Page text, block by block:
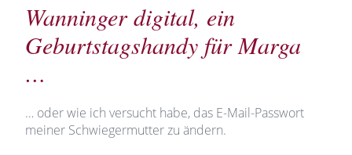
Wanninger digital, ein
Geburtstagshandy für Marga
…
… oder wie ich versucht habe, das E-Mail-Passwort
meiner Schwiegermutter zu ändern.